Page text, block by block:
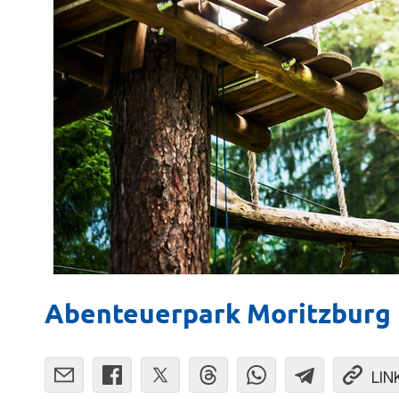
Abenteuerpark Moritzburg